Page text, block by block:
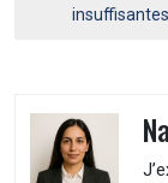
l’article
insuffisantes